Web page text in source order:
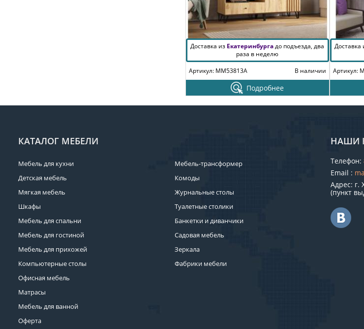
Доставка из Екатеринбургадо подъезда, два
раза в неделю
Артикул: MM53813A
В наличии
Подробнее
Доставка
Артикул:
КАТАЛОГ МЕБЕЛИ
Мебель для кухни
Детская мебель
Мягкая мебель
Шкафы
Мебель для спальни
Мебель для гостиной
Мебель для прихожей
Компьютерные столы
Офисная мебель
Матрасы
Мебель для ванной
Оферта
Мебель-трансформер
Комоды
Журнальные столы
Туалетные столики
Банкетки и диванчики
Садовая мебель
Зеркала
Фабрики мебели
НАШИ
Телефон:
Email :
Адрес: г.
(пункт